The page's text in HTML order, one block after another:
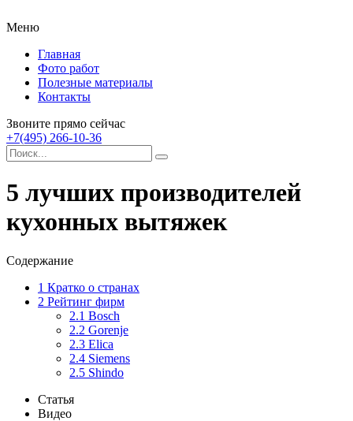
Меню
Главная
Фото работ
Полезные материалы
Контакты
Звоните прямо сейчас
+7(495) 266-10-36
5 лучших производителей
кухонных вытяжек
Содержание
1 Кратко о странах
2 Рейтинг фирм
2.1 Bosch
2.2 Gorenje
2.3 Elica
2.4 Siemens
2.5 Shindo
Статья
Видео